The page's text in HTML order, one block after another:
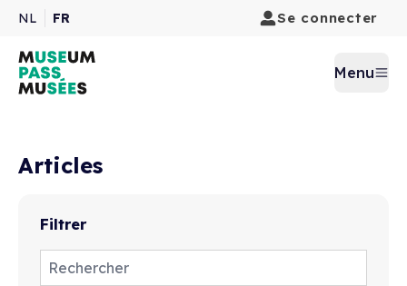
NL FR Se connecter
Menu
Articles
Filtrer
Zoeken